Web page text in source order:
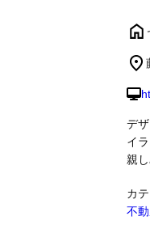
デ
イ
親
カ
不